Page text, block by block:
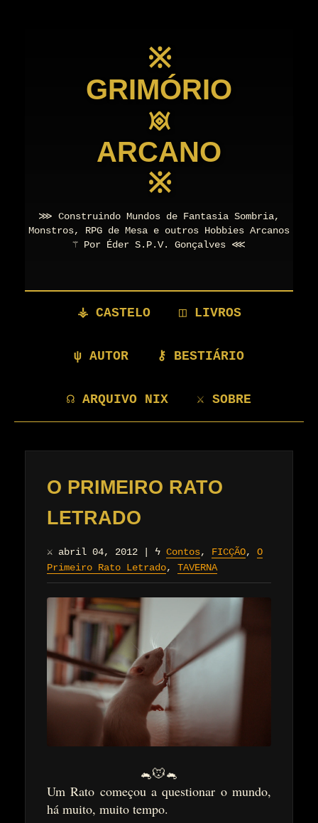
※
GRIMÓRIO
𖥜
ARCANO
※
⋙ Construindo Mundos de Fantasia Sombria,
Monstros, RPG de Mesa e outros Hobbies Arcanos
⚚ Por Éder S.P.V. Gonçalves ⋘
⚶ CASTELO ◫ LIVROS
ψ AUTOR ⚷ BESTIÁRIO
☊ ARQUIVO NIX ⚔ SOBRE
O PRIMEIRO RATO
LETRADO
⚔ abril 04, 2012 ϟ Contos, FICÇÃO, O
Primeiro Rato Letrado, TAVERNA
🐁🐭🐁
Um Rato começou a questionar o mundo,
há muito, muito tempo.